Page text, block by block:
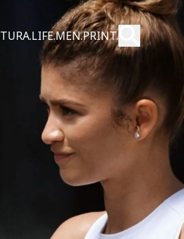
LIFE.MEN.PRINT. Pretraži
Pošalji